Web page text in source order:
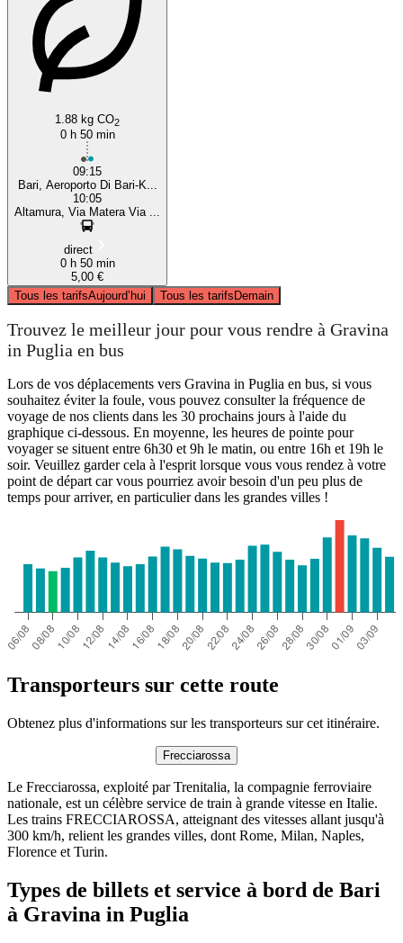
1.88 kg CO2
0 h 50 min
09:15
Bari, Aeroporto Di Bari-K...
10:05
Altamura, Via Matera Via ...
direct
0 h 50 min
5,00 €
Tous les tarifsAujourd’hui Tous les tarifsDemain
Trouvez le meilleur jour pour vous rendre à Gravina
in Puglia en bus
Lors de vos déplacements vers Gravina in Puglia en bus, si vous
souhaitez éviter la foule, vous pouvez consulter la fréquence de
voyage de nos clients dans les 30 prochains jours à l'aide du
graphique ci-dessous. En moyenne, les heures de pointe pour
voyager se situent entre 6h30 et 9h le matin, ou entre 16h et 19h le
soir. Veuillez garder cela à l'esprit lorsque vous vous rendez à votre
point de départ car vous pourriez avoir besoin d'un peu plus de
temps pour arriver, en particulier dans les grandes villes !
Transporteurs sur cette route
Obtenez plus d'informations sur les transporteurs sur cet itinéraire.
Frecciarossa
Le Frecciarossa, exploité par Trenitalia, la compagnie ferroviaire
nationale, est un célèbre service de train à grande vitesse en Italie.
Les trains FRECCIAROSSA, atteignant des vitesses allant jusqu'à
300 km/h, relient les grandes villes, dont Rome, Milan, Naples,
Florence et Turin.
Types de billets et service à bord de Bari
à Gravina in Puglia